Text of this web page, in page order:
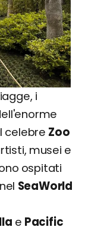
i
celebre Zoo
musei e
ospitati
SeaWorld
e Pacific